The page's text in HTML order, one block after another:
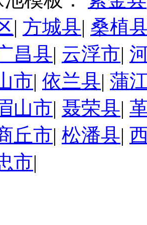
| 方城县| 桑植
昌县| 云浮市|
市| 依兰县| 蒲
山市| 聂荣县|
丘市| 松潘县|
市|